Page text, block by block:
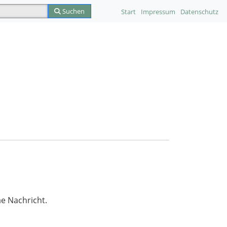
Suchen Start Impressum Datenschutz
Nachricht.